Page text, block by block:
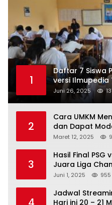
1
Daftar 7 Siswa
versi Ilmupedia
Juni 26, 2025
2
Cara UMKM
dan Dapat
Maret 12, 2025
3
Hasil Final PSG
Juara Liga
Nerazzurri
Juni 1, 2025 955
Jadwal
Hari ini 20 – 21